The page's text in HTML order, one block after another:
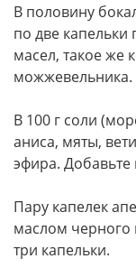
В половину
по две капельки
масел, такое же
можжевельника.
В 100 г соли
аниса, мяты,
эфира. Добавьте
Пару капелек
маслом черного
три капельки.